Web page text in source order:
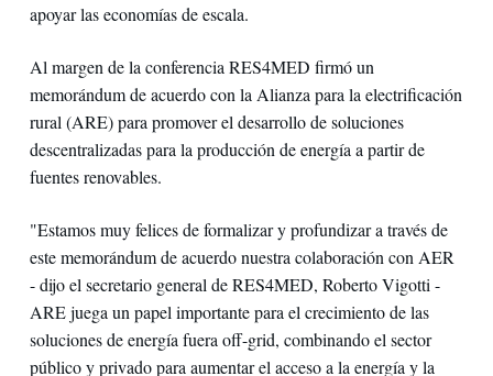
apoyar las economías de escala.
Al margen de la conferencia RES4MED firmó un
memorándum de acuerdo con la Alianza para la electrificación
rural (ARE) para promover el desarrollo de soluciones
descentralizadas para la producción de energía a partir de
fuentes renovables.
"Estamos muy felices de formalizar y profundizar a través de
este memorándum de acuerdo nuestra colaboración con AER
- dijo el secretario general de RES4MED, Roberto Vigotti -
ARE juega un papel importante para el crecimiento de las
soluciones de energía fuera off-grid, combinando el sector
público y privado para aumentar el acceso a la energía y la